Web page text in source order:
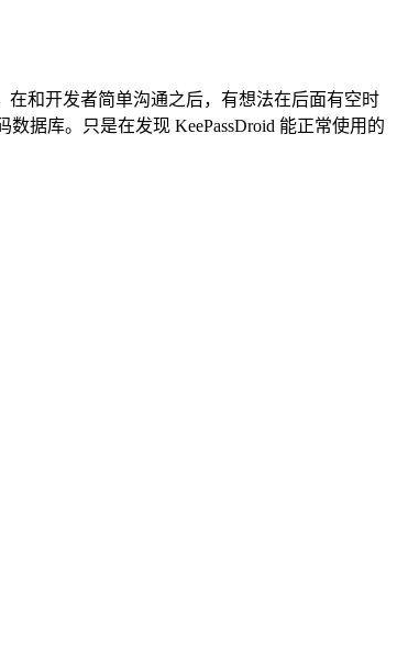
在和开发者简单沟通之后，有想法在后面有空时
数据库。只是在发现 KeePassDroid 能正常使用的